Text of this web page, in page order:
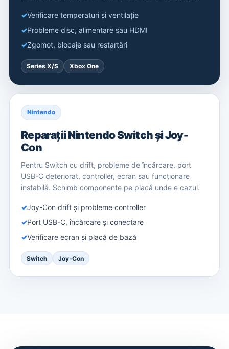
Verificare temperaturi și ventilație
Probleme disc, alimentare sau HDMI
Zgomot, blocaje sau restartări
Series X/S Xbox One
Nintendo
Reparații Nintendo Switch și Joy-
Con
Pentru Switch cu drift, probleme de încărcare, port
USB-C deteriorat, controller, ecran sau funcționare
instabilă. Schimb componente pe placă unde e cazul.
Joy-Con drift și probleme controller
Port USB-C, încărcare și conectare
Verificare ecran și placă de bază
Switch Joy-Con